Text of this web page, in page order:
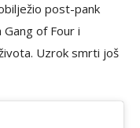
post-pank
of Four i
Uzrok smrti još